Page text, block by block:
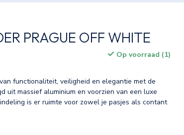
PRAGUE OFF WHITE
Op voorraad (1)
functionaliteit, veiligheid en elegantie met de
uit massief aluminium en voorzien van een luxe
is er ruimte voor zowel je pasjes als contant